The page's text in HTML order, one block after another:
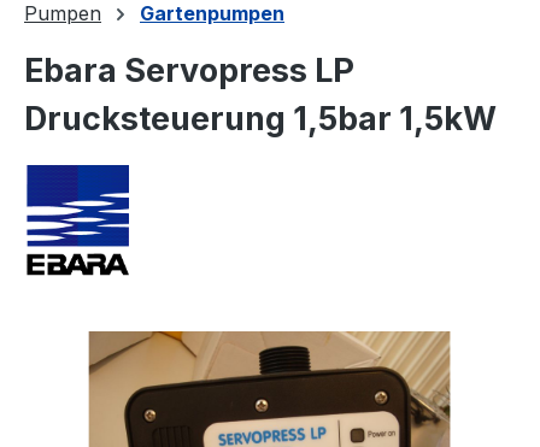
Pumpen Gartenpumpen
Ebara Servopress LP
Drucksteuerung 1,5bar 1,5kW
Bildergalerie überspringen